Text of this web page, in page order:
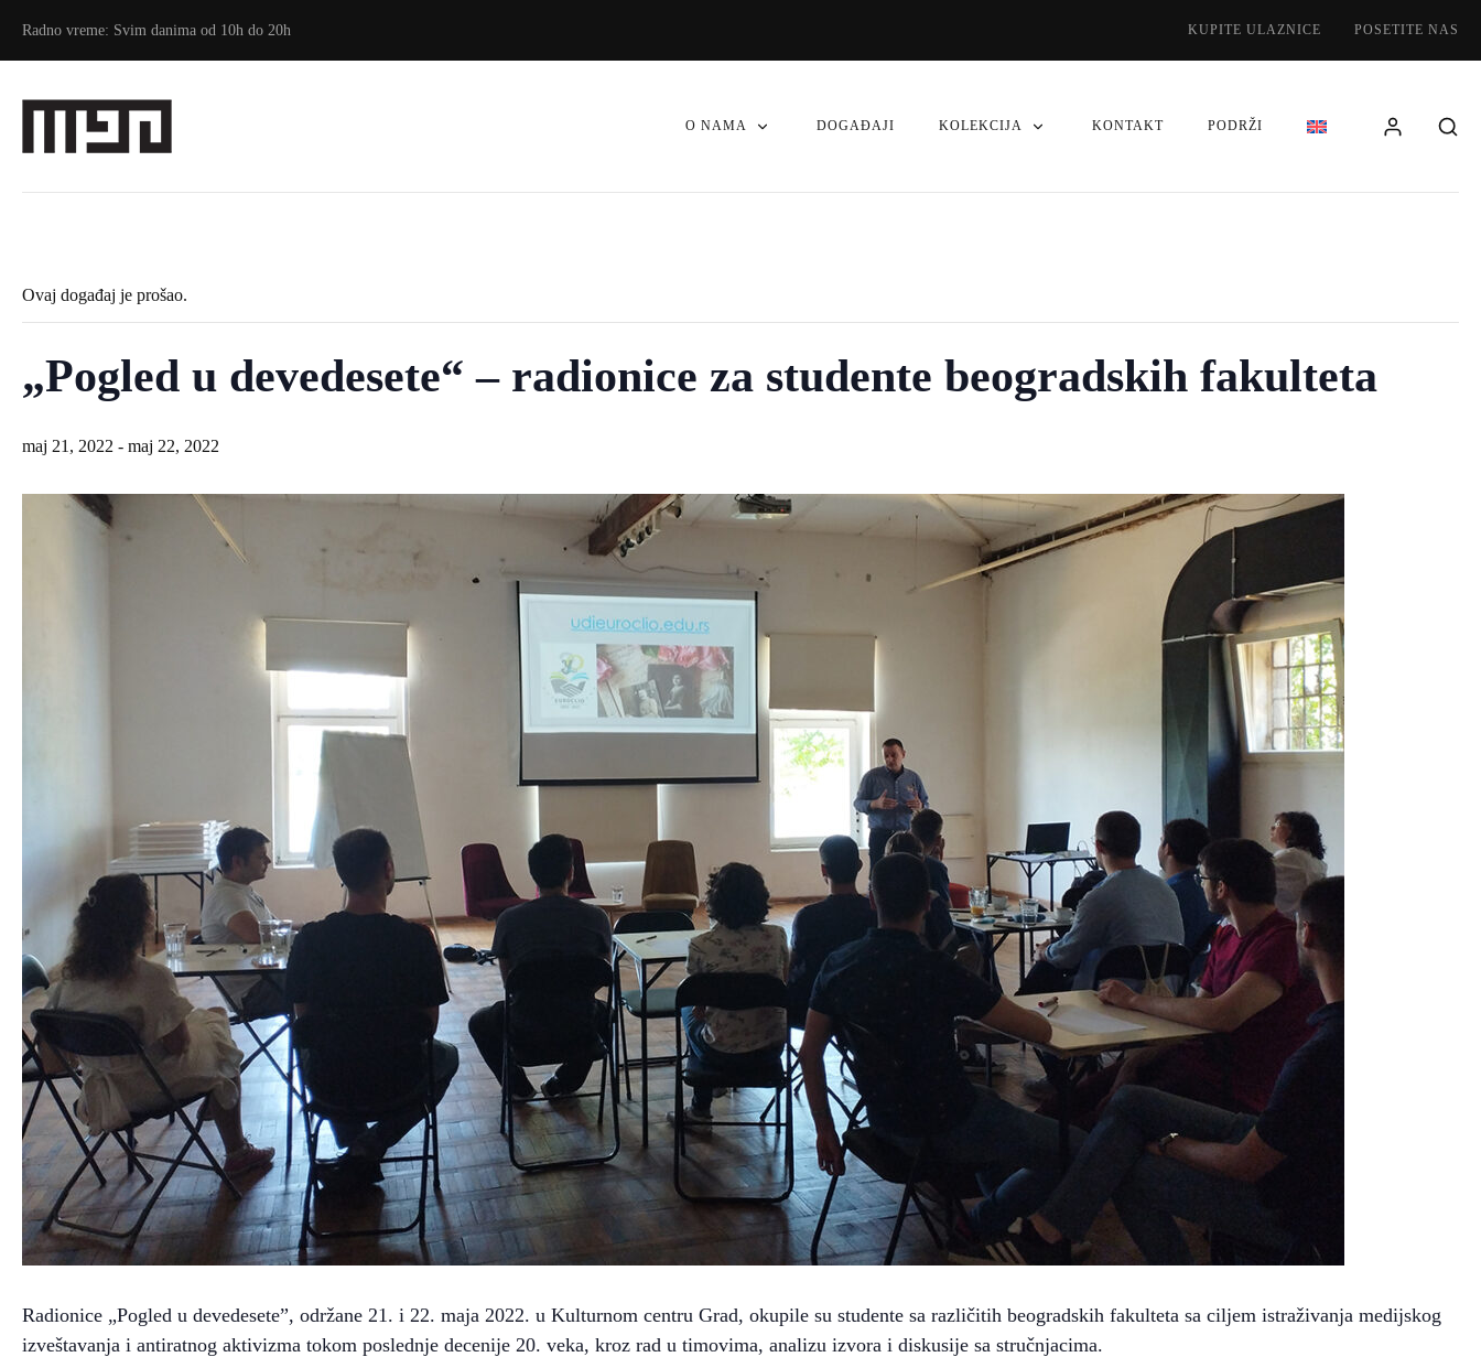
Radno vreme: Svim danima od 10h do 20h KUPITE ULAZNICE POSETITE NAS
O NAMA DOGAĐAJI KOLEKCIJA KONTAKT PODRŽI
Ovaj događaj je prošao.
„Pogled u devedesete“ – radionice za studente beogradskih fakulteta
maj 21, 2022 - maj 22, 2022
Radionice „Pogled u devedesete”, održane 21. i 22. maja 2022. u Kulturnom centru Grad, okupile su studente sa različitih beogradskih fakulteta sa ciljem istraživanja medijskog
izveštavanja i antiratnog aktivizma tokom poslednje decenije 20. veka, kroz rad u timovima, analizu izvora i diskusije sa stručnjacima.